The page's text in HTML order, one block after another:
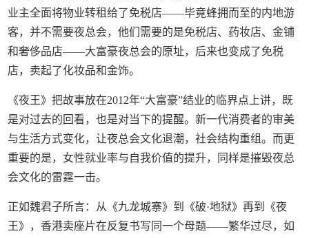
业主全面将物业转租给了免税店——毕竟蜂拥而至的内地游
客，并不需要夜总会，他们需要的是免税店、药妆店、金铺
和奢侈品店——大富豪夜总会的原址，后来也变成了免税
店，卖起了化妆品和金饰。
《夜王》把故事放在2012年“大富豪”结业的临界点上讲，既
是对过去的回看，也是对当下的提醒。新一代消费者的审美
与生活方式变化，让夜总会文化退潮，社会结构重组。而更
重要的是，女性就业率与自我价值的提升，同样是摧毁夜总
会文化的雷霆一击。
正如魏君子所言：从《九龙城寨》到《破·地狱》再到《夜
王》，香港卖座片在反复书写同一个母题——繁华过尽，如